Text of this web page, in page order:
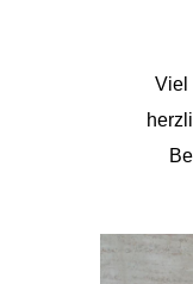
Viel